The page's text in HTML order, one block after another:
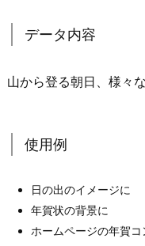
データ内容
山から登る朝日、様々
使用例
日の出のイメージに
年賀状の背景に
ホームページの年賀